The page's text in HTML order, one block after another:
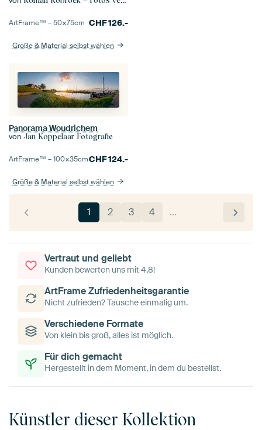
ArtFrame™ –50×75cm CHF126.-
Größe & Material selbst wählen
Panorama Woudrichem
von Jan Koppelaar Fotografie
ArtFrame™ –100×35cmCHF124.-
Größe & Material selbst wählen
1 2 3 4 …
Vertraut und geliebt
Kunden bewerten uns mit 4,8!
ArtFrame Zufriedenheitsgarantie
Nicht zufrieden? Tausche einmalig um.
Verschiedene Formate
Von klein bis groß, alles ist möglich.
Für dich gemacht
Hergestellt in dem Moment, in dem du bestellst.
Künstler dieser Kollektion